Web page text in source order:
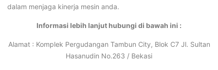
dalam menjaga kinerja mesin anda.
Informasi lebih lanjut hubungi di bawah ini :
Alamat : Komplek Pergudangan Tambun City, Blok C7 Jl. Sultan
Hasanudin No.263 / Bekasi